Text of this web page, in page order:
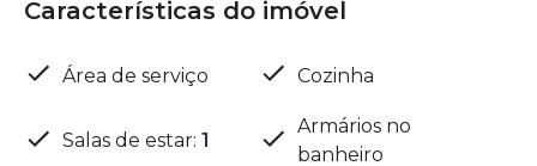
Características do imóvel
Área de serviço Cozinha
Salas de estar: 1
Armários no
banheiro